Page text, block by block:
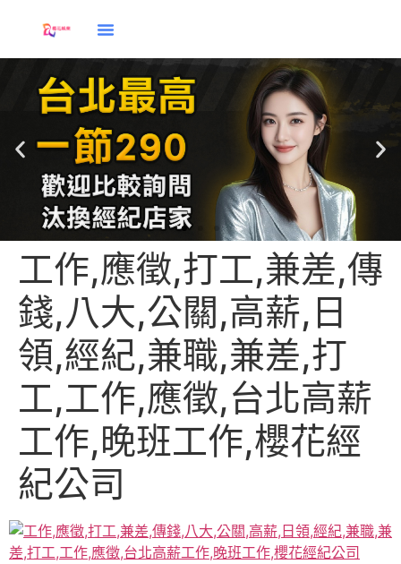
應徵
工作,應徵,打工,兼差,傳
錢,八大,公關,高薪,日
領,經紀,兼職,兼差,打
工,工作,應徵,台北高薪
工作,晚班工作,櫻花經
紀公司